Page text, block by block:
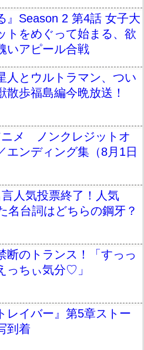
』Season 2 第4話 女子大
トをめぐって始まる、欲
いアピール合戦
人とウルトラマン、つい
散歩福島編今晩放送！
ニメ ノンクレジットオ
エンディング集（8月1日
人気投票終了！人気
名台詞はどちらの鋼牙？
断のトランス！「すっっ
っちぃ気分♡」
レイバー』第5章ストー
到着